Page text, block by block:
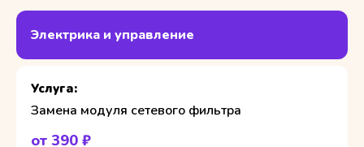
Электрика и управление
Замена модуля сетевого фильтра
от 390 ₽